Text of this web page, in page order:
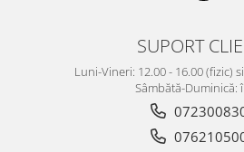
SUPORT
Luni-Vineri: 12.00 - 16.00 (fizic)
Sâmbătă-Duminică: